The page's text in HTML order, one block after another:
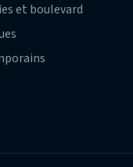
et boulevard